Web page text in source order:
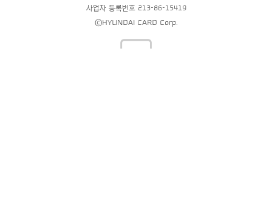
사업자 등록번호 213-86-15419
©HYUNDAI CARD Corp.